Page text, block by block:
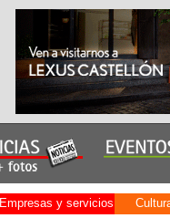
Empresas y servicios